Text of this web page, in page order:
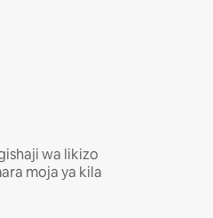
wa likizo
moja ya kila